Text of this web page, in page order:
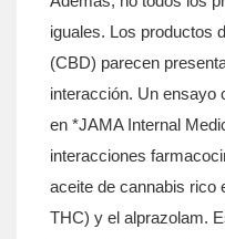
iguales. Los productos
(CBD) parecen
interacción. Un ensayo
en *JAMA Internal
interacciones
aceite de cannabis rico
THC) y el alprazolam.